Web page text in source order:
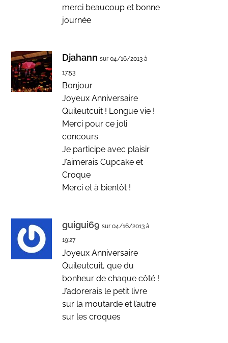
merci beaucoup et bonne
journée
Djahann sur 04/16/2013 à
17:53
Bonjour
Joyeux Anniversaire
Quileutcuit ! Longue vie !
Merci pour ce joli
concours
Je participe avec plaisir
J’aimerais Cupcake et
Croque
Merci et à bientôt !
guigui69 sur 04/16/2013 à
19:27
Joyeux Anniversaire
Quileutcuit, que du
bonheur de chaque côté !
J’adorerais le petit livre
sur la moutarde et l’autre
sur les croques